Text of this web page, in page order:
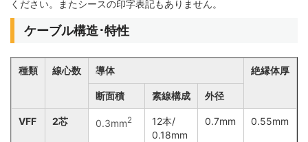
ください。またシースの印字表記もありません。
ケーブル構造･特性
種類 線心数 導体 絶縁体厚
断面積 素線構成 外径
VFF 2芯 0.3mm2
12本/
0.18mm
0.7mm 0.55mm